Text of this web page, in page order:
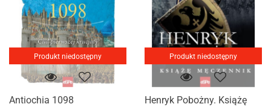
Produkt niedostępny
Antiochia 1098
Produkt niedostępny
Henryk Pobożny. Książę